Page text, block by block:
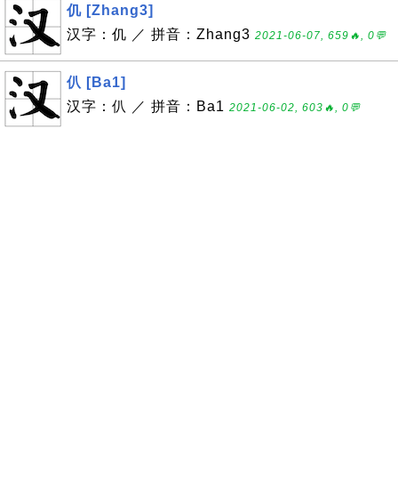
仉 [Zhang3]
汉字：仉 ／ 拼音：Zhang3 2021-06-07, 659🔥, 0💬
仈 [Ba1]
汉字：仈 ／ 拼音：Ba1 2021-06-02, 603🔥, 0💬